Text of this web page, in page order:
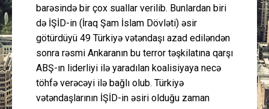
Əlaqə
barəsində bir çox suallar verilib. Bunlardan biri
də İŞİD-in (İraq Şam İslam Dövləti) əsir
götürdüyü 49 Türkiyə vətəndaşı azad ediləndən
sonra rəsmi Ankaranın bu terror təşkilatına qarşı
ABŞ-ın liderliyi ilə yaradılan koalisiyaya necə
töhfə verəcəyi ilə bağlı olub. Türkiyə
vətəndaşlarının İŞİD-in əsiri olduğu zaman